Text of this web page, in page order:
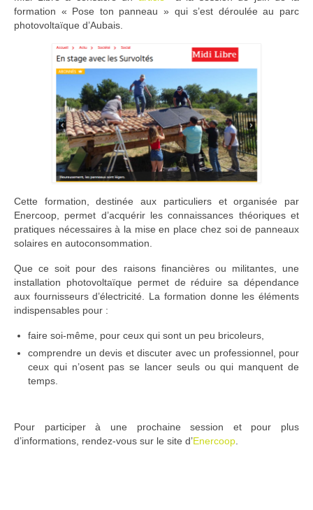
Objectifs
Presse
Adhérer
PROJETS
LE WATT CITOYEN
Parc Photovoltaïque
Structure juridique
Les lettres aux sociétaires
Inauguration du parc
Exploitation
THEMATIQUES
Déchets
ASTRONOMIE
formation « Pose ton panneau » qui s’est déroulée au parc
photovoltaïque d’Aubais.
Cette formation, destinée aux particuliers et organisée par
Enercoop, permet d’acquérir les connaissances théoriques et
pratiques nécessaires à la mise en place chez soi de panneaux
solaires en autoconsommation.
Que ce soit pour des raisons financières ou militantes, une
installation photovoltaïque permet de réduire sa dépendance
aux fournisseurs d’électricité. La formation donne les éléments
indispensables pour :
faire soi-même, pour ceux qui sont un peu bricoleurs,
comprendre un devis et discuter avec un professionnel, pour
ceux qui n’osent pas se lancer seuls ou qui manquent de
temps.
Pour participer à une prochaine session et pour plus
d’informations, rendez-vous sur le site d’Enercoop